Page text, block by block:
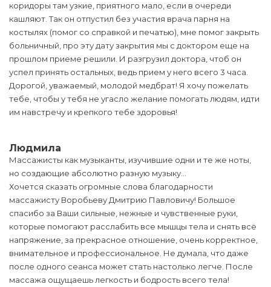
коридоры там узкие, приятного мало, если в очереди
кашляют. Так он отпустил без участия врача парня на
костылях (помог со справкой и печатью), мне помог закрыть
больничный, про эту дату закрытия мы с доктором еще на
прошлом приеме решили. И разгрузил доктора, чтоб он
успел принять остальных, ведь прием у него всего 3 часа.
Дорогой, уважаемый, молодой медбрат! Я хочу пожелать
тебе, чтобы у тебя не угасло желание помогать людям, идти
им навстречу и крепкого тебе здоровья!
Людмила
Массажисты как музыканты, изучившие одни и те же ноты,
но создающие абсолютно разную музыку…
Хочется сказать огромные слова благодарности
массажисту Воробьеву Дмитрию Павловичу! Большое
спасибо за Ваши сильные, нежные и чувственные руки,
которые помогают расслабить все мышцы тела и снять всё
напряжение, за прекрасное отношение, очень корректное,
внимательное и профессиональное. Не думала, что даже
после одного сеанса может стать настолько легче. После
массажа ощущаешь легкость и бодрость всего тела!